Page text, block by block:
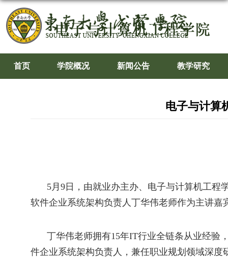
首页 学院概况 新闻公告 教学研究
电子与计算
5月 9 日，由就业办主办、电子与计算机工程
软件企业系统架构负责人丁华伟老师作为主讲嘉
丁华伟老师拥有15年IT行业全链条从业经验
件企业系统架构负责人，兼任职业规划领域深